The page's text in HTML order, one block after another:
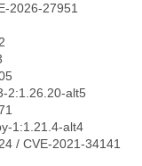
2026-27951
2:1.26.20-alt5
1:1.21.4-alt4
/ CVE-2021-34141